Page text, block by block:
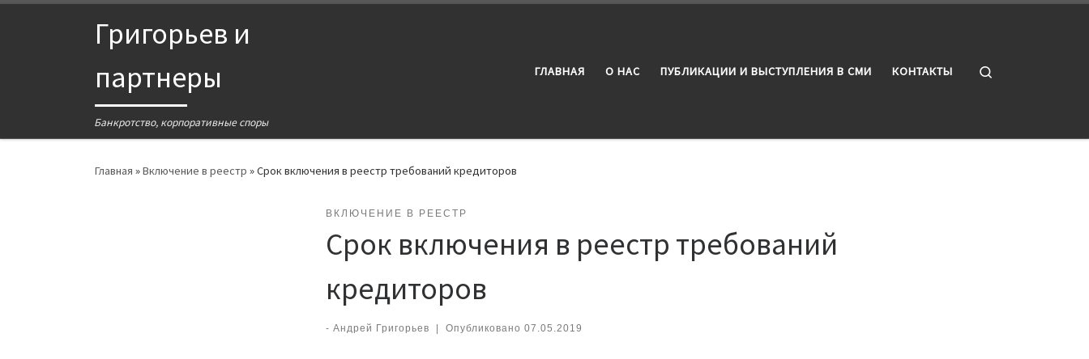
Григорьев и
партнеры
Банкротство, корпоративные споры
ГЛАВНАЯ О НАС ПУБЛИКАЦИИ И ВЫСТУПЛЕНИЯ В СМИ КОНТАКТЫ
Главная »Включение в реестр »Срок включения в реестр требований кредиторов
ВКЛЮЧЕНИЕ В РЕЕСТР
Срок включения в реестр требований
кредиторов
- Андрей Григорьев | Опубликовано 07.05.2019